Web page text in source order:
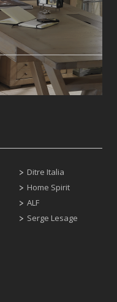
Ditre Italia
Home Spirit
ALF
Serge Lesage